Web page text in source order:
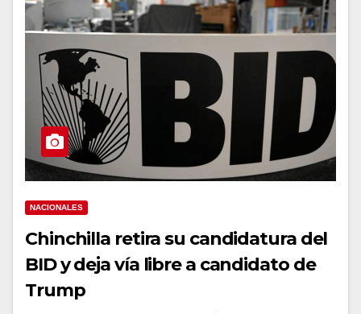
NACIONALES
Chinchilla retira su candidatura del
BID y deja vía libre a candidato de
Trump